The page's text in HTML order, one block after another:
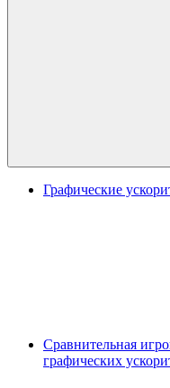
Графические
Сравнительная
графических